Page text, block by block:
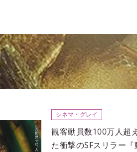
観客動員数100万人超
た衝撃のSFスリラー
シネマ・グレイ